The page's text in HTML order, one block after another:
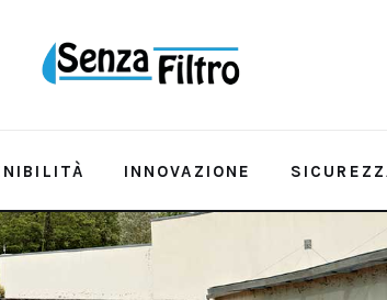
INNOVAZIONE
RISORSA SOSTENIBILITÀ